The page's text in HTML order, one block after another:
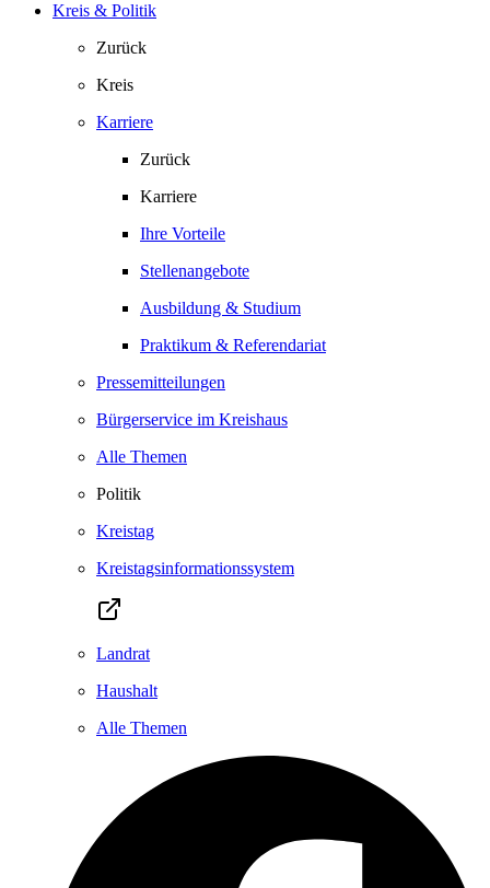
Kreis & Politik
Zurück
Kreis
Karriere
Zurück
Karriere
Ihre Vorteile
Stellenangebote
Ausbildung & Studium
Praktikum & Referendariat
Pressemitteilungen
Bürgerservice im Kreishaus
Alle Themen
Politik
Kreistag
Kreistagsinformationssystem
Landrat
Haushalt
Alle Themen